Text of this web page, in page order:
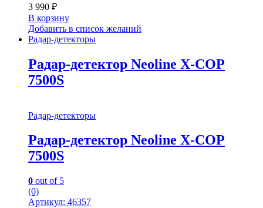
3 990 ₽
В корзину
Добавить в список желаний
Радар-детекторы
Радар-детектор Neoline X-COP
7500S
Радар-детекторы
Радар-детектор Neoline X-COP
7500S
0 out of 5
(0)
Артикул: 46357